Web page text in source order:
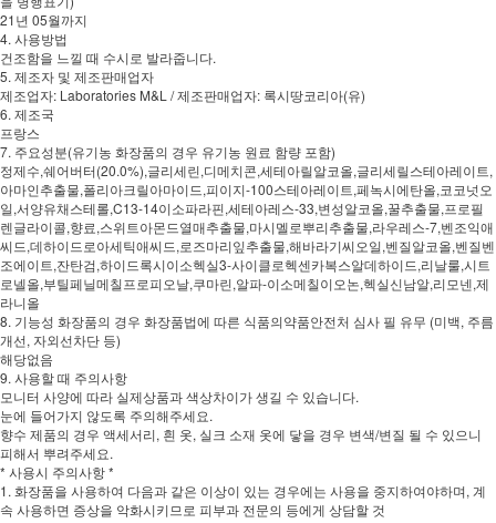
21년 05월까지
4. 사용방법
건조함을 느낄 때 수시로 발라줍니다.
5. 제조자 및 제조판매업자
제조업자: Laboratories M&L / 제조판매업자: 록시땅코리아(유)
6. 제조국
프랑스
7. 주요성분(유기농 화장품의 경우 유기농 원료 함량 포함)
정제수,쉐어버터(20.0%),글리세린,디메치콘,세테아릴알코올,글리세릴스테아레이트,
아마인추출물,폴리아크릴아마이드,피이지-100스테아레이트,페녹시에탄올,코코넛오
일,서양유채스테롤,C13-14이소파라핀,세테아레스-33,변성알코올,꿀추출물,프로필
렌글라이콜,향료,스위트아몬드열매추출물,마시멜로뿌리추출물,라우레스-7,벤조익애
씨드,데하이드로아세틱애씨드,로즈마리잎추출물,해바라기씨오일,벤질알코올,벤질벤
조에이트,잔탄검,하이드록시이소헥실3-사이클로헥센카복스알데하이드,리날룰,시트
로넬올,부틸페닐메칠프로피오날,쿠마린,알파-이소메칠이오논,헥실신남알,리모넨,제
라니올
8. 기능성 화장품의 경우 화장품법에 따른 식품의약품안전처 심사 필 유무 (미백, 주름
개선, 자외선차단 등)
해당없음
9. 사용할 때 주의사항
모니터 사양에 따라 실제상품과 색상차이가 생길 수 있습니다.
눈에 들어가지 않도록 주의해주세요.
향수 제품의 경우 액세서리, 흰 옷, 실크 소재 옷에 닿을 경우 변색/변질 될 수 있으니
피해서 뿌려주세요.
* 사용시 주의사항 *
1. 화장품을 사용하여 다음과 같은 이상이 있는 경우에는 사용을 중지하여야하며, 계
속 사용하면 증상을 악화시키므로 피부과 전문의 등에게 상담할 것